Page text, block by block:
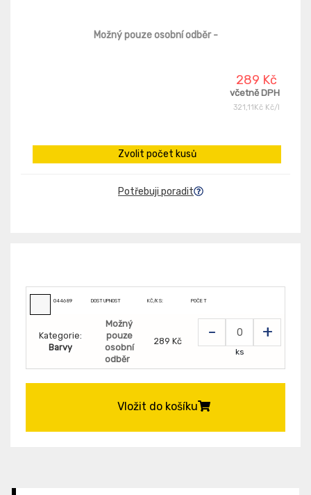
Možný pouze osobní odběr-
289 Kč
včetně DPH
321,11Kč Kč/l
Zvolit počet kusů
Potřebuji poradit
044689 DOSTUPNOST KČ/KS: POČET
Kategorie:
Barvy
Možný
pouze
osobní
odběr
289 Kč - +
ks
Vložit do košíku